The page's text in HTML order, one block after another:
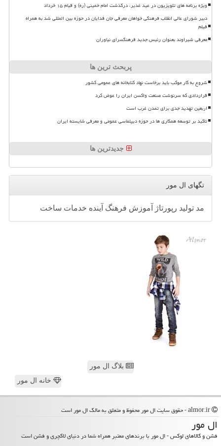
ویژه برنامه های تلویزیون در عید غدیر، درگذشت امام خمینی (ره) و قیام ۱۵ خرداد
دبیر شورای عالی انقلاب فرهنگی خواهان معرفی جان فدایان در حوزه بین المللی شد به همراه
فیلم
معرفی شیراوند بعنوان رئیس جدید فرهنگسرای نیاوران
پربحث ترین ها
شروع به کار موکب باید برخاست نهاد کتابخانه های عمومی کشور
قراردادی که سرنوشت صنعت واکسن ایران را عوض کرد
اربعین تهدید جدی برای تمدن غرب است
تاکید بر توسعه همکاری ها در حوزه دیپلماسی عمومی و معرفی شایسته ایران
جدیدترین ها
تگهای ال مور
مد تولید رپورتاژ آموزش فرهنگ آینده خدمات ساخت
بلاگ ال مور
خانه ال مور
ال مور
فشن و کالاهای لوکس - ال مور با برندهای معتبر همراه شما در دنیای لاکچری و فشن است